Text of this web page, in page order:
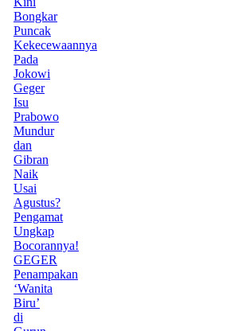
Bongkar
Puncak
Kekecewaannya
Pada
Jokowi
Geger
Isu
Prabowo
Mundur
dan
Gibran
Naik
Usai
Agustus?
Pengamat
Ungkap
Bocorannya!
GEGER
Penampakan
‘Wanita
Biru’
di